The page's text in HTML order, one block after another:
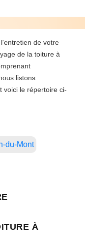
de votre
de la toiture à
listons
voici le répertoire ci-
du-Mont
À